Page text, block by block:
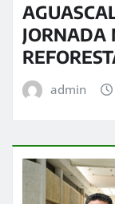
JORNADA
admin